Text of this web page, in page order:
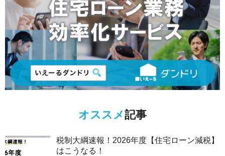
オススメ記事
税制大綱速報！2026年度【住宅ローン減税】
はこうなる！